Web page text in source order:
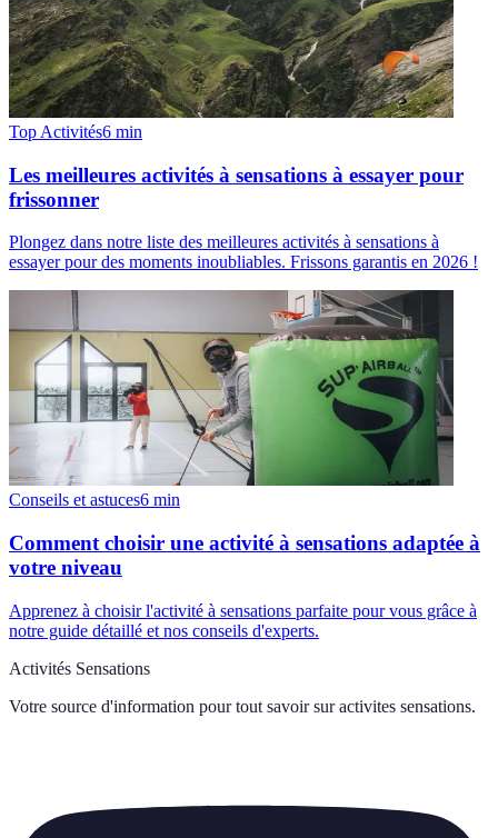
Top Activités6 min
Les meilleures activités à sensations à essayer pour
frissonner
Plongez dans notre liste des meilleures activités à sensations à
essayer pour des moments inoubliables. Frissons garantis en 2026 !
Conseils et astuces6 min
Comment choisir une activité à sensations adaptée à
votre niveau
Apprenez à choisir l'activité à sensations parfaite pour vous grâce à
notre guide détaillé et nos conseils d'experts.
Activités Sensations
Votre source d'information pour tout savoir sur activites sensations.